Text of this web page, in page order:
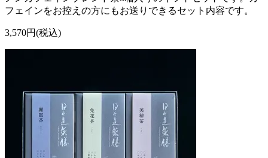
フェインをお控えの方にもお送りできるセット内容です。
3,570円(税込)